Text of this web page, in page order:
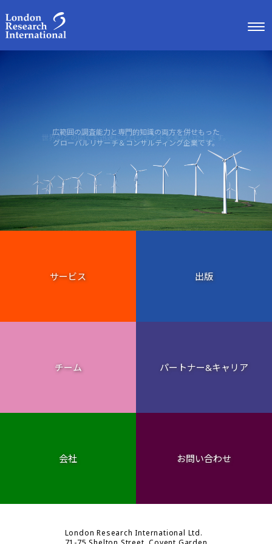
広範囲の調査能力と専門的知識の両方を併せもった
グローバルリサーチ＆コンサルティング企業です。
世界のどの国でも迅速にプロジェクトを実施いたします。
サービス 出版
チーム パートナー&キャリア
会社 お問い合わせ
London Research International Ltd.